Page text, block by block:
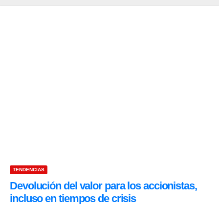
TENDENCIAS
Devolución del valor para los accionistas,
incluso en tiempos de crisis